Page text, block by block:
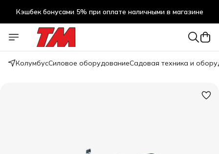
Кэшбек бонусами 5% при оплате наличными в магазине
Кэшбек бонусами 5% при оплате наличными в магазине
КолумбусСиловое оборудованиеСадовая техника и